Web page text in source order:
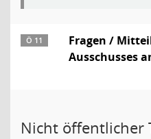
Ö 11
Fragen /
Ausschusses
Nicht öffentlicher